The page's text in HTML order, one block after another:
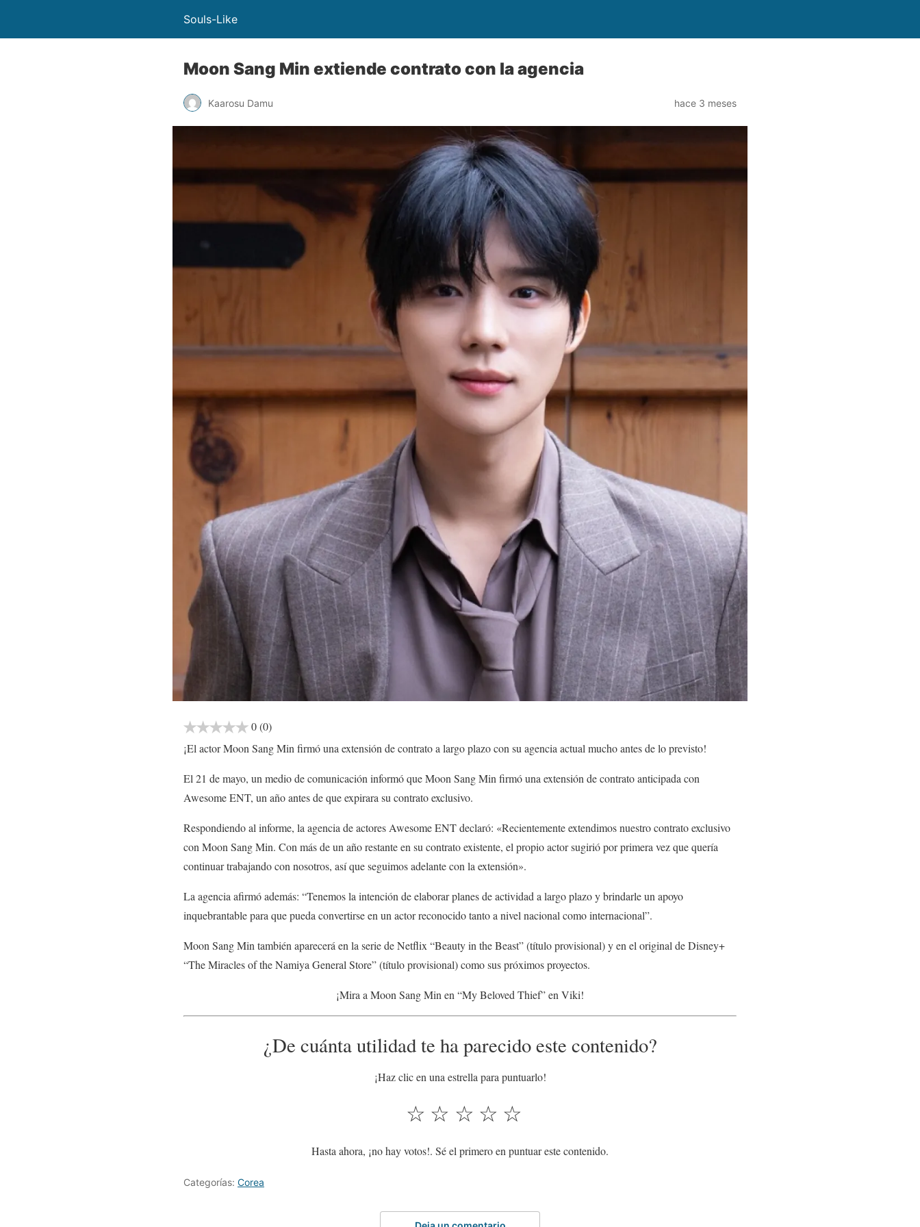
Souls-Like
Moon Sang Min extiende contrato con la agencia
Kaarosu Damu hace 3 meses
0(0)
¡El actor Moon Sang Min firmó una extensión de contrato a largo plazo con su agencia actual mucho antes de lo previsto!
El 21 de mayo, un medio de comunicación informó que Moon Sang Min firmó una extensión de contrato anticipada con
Awesome ENT, un año antes de que expirara su contrato exclusivo.
Respondiendo al informe, la agencia de actores Awesome ENT declaró: «Recientemente extendimos nuestro contrato exclusivo
con Moon Sang Min. Con más de un año restante en su contrato existente, el propio actor sugirió por primera vez que quería
continuar trabajando con nosotros, así que seguimos adelante con la extensión».
La agencia afirmó además: “Tenemos la intención de elaborar planes de actividad a largo plazo y brindarle un apoyo
inquebrantable para que pueda convertirse en un actor reconocido tanto a nivel nacional como internacional”.
Moon Sang Min también aparecerá en la serie de Netflix “Beauty in the Beast” (título provisional) y en el original de Disney+
“The Miracles of the Namiya General Store” (título provisional) como sus próximos proyectos.
¡Mira a Moon Sang Min en “My Beloved Thief” en Viki!
¿De cuánta utilidad te ha parecido este contenido?
¡Haz clic en una estrella para puntuarlo!
☆
☆
☆
☆
☆
Hasta ahora, ¡no hay votos!. Sé el primero en puntuar este contenido.
Categorías: Corea